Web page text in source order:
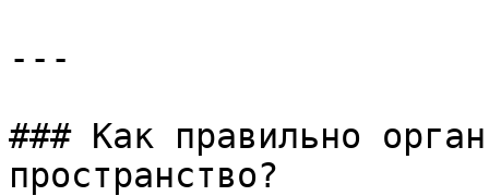
---
### Как правильно
пространство?